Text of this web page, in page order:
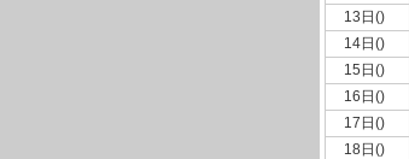
13日()
14日()
15日()
16日()
17日()
18日()